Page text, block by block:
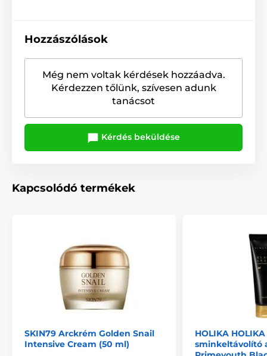
Hozzászólások
Még nem voltak kérdések hozzáadva.
Kérdezzen tőlünk, szívesen adunk
tanácsot
Kérdés beküldése
Kapcsolódó termékek
SKIN79 Arckrém Golden Snail
Intensive Cream (50 ml)
HOLIKA
sminkeltávolító